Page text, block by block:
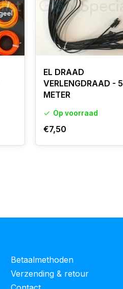
EL DRAAD
VERLENGDRAAD - 5
METER
Op voorraad
€7,50
Betaalmethoden
Verzending & retour